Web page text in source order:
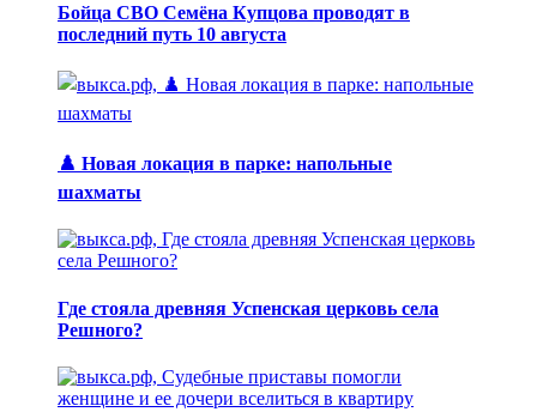
Бойца СВО Семёна Купцова проводят в
последний путь 10 августа
♟️ Новая локация в парке: напольные
шахматы
Где стояла древняя Успенская церковь села
Решного?